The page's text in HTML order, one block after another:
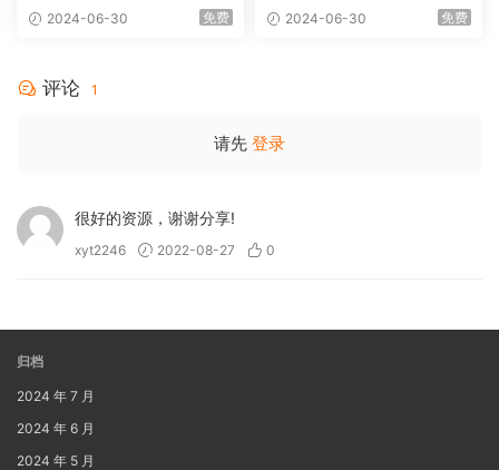
1080p Blu-ray AVC DTS-HD
2024-06-30 免费
B] 2024-06-30 免费
评论 1
请先 登录
很好的资源，谢谢分享!
xyt2246 2022-08-27 0
归档
2024 年 7 月
2024 年 6 月
2024 年 5 月